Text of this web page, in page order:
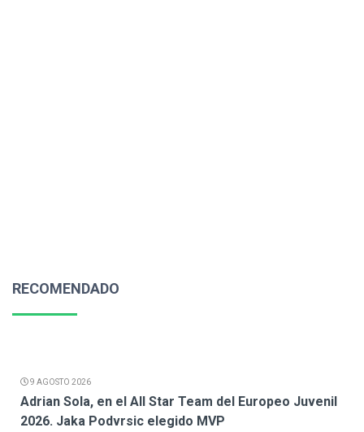
RECOMENDADO
9 AGOSTO 2026
Adrian Sola, en el All Star Team del Europeo Juvenil
2026. Jaka Podvrsic elegido MVP